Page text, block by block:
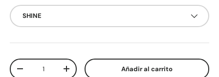
SHINE
Cant.
Disminuir cantidadAumentar la cantidadAñadir al carrito